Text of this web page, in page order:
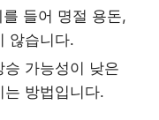
를 들어 명절 용돈,
않습니다.
가능성이 낮은
방법입니다.